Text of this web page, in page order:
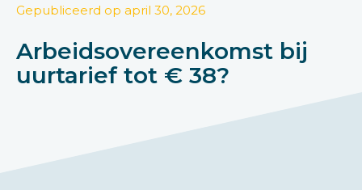
Gepubliceerd op april 30, 2026
Arbeidsovereenkomst bij
uurtarief tot € 38?